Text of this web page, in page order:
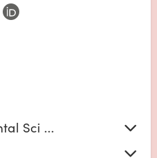
Sci ...